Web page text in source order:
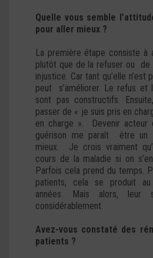
Quelle vous semble
pour aller mieux ?
La première étape consiste à
plutôt que de la refuser ou de
injustice. Car tant qu’elle n’est
peut s’améliorer. Le refus et
sont pas constructifs.
passer de « je suis pris en
en charge ». Devenir acteur
guérison me paraît être un
mieux. Je crois vraiment
cours de la maladie si on
Parfois cela prend du temps.
patients, cela se produit
années. Mais alors, leur
considérablement.
Avez-vous constaté des
patients ?